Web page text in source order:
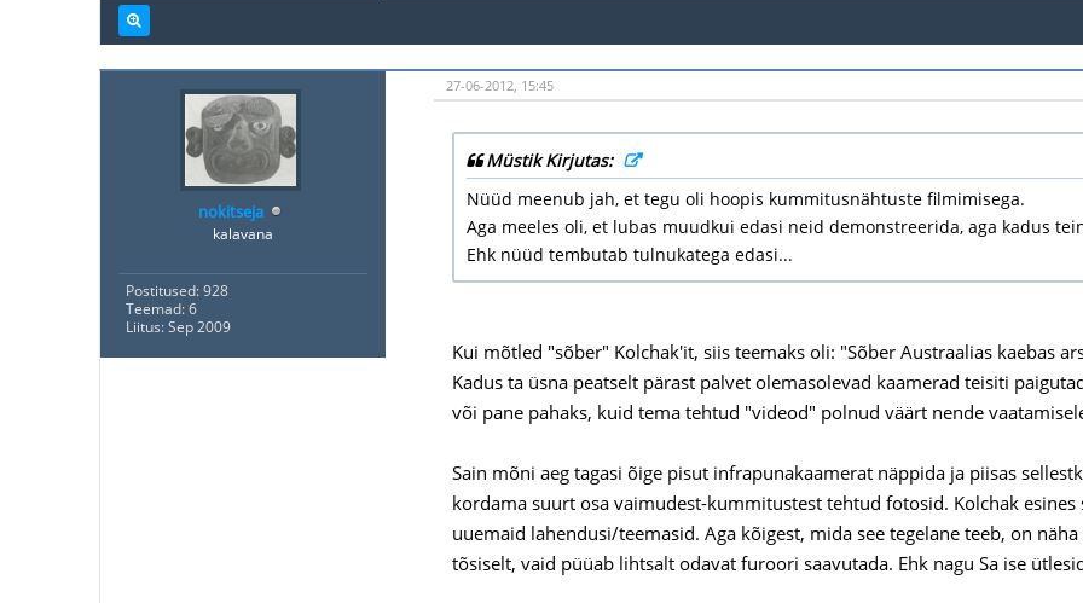
nokitseja
kalavana
Postitused: 928
Teemad: 6
Liitus: Sep 2009
27-06-2012, 15:45
Müstik Kirjutas:
Nüüd meenub jah, et tegu oli hoopis kummitusnähtuste filmimisega.
Aga meeles oli, et lubas muudkui edasi neid demonstreerida, aga kadus
Ehk nüüd tembutab tulnukatega edasi...
Kui mõtled "sõber" Kolchak'it, siis teemaks oli: "Sõber Austraalias kaebas
Kadus ta üsna peatselt pärast palvet olemasolevad kaamerad teisiti
või pane pahaks, kuid tema tehtud "videod" polnud väärt nende
Sain mõni aeg tagasi õige pisut infrapunakaamerat näppida ja piisas
kordama suurt osa vaimudest-kummitustest tehtud fotosid. Kolchak
uuemaid lahendusi/teemasid. Aga kõigest, mida see tegelane teeb, on
tõsiselt, vaid püüab lihtsalt odavat furoori saavutada. Ehk nagu Sa ise